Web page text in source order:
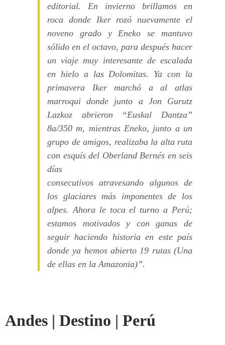
editorial. En invierno brillamos en
roca donde Iker rozó nuevamente el
noveno grado y Eneko se mantuvo
sólido en el octavo, para después hacer
un viaje muy interesante de escalada
en hielo a las Dolomitas. Ya con la
primavera Iker marchó a al atlas
marroqui donde junto a Jon Gurutz
Lazkoz abrieron “Euskal Dantza”
8a/350 m, mientras Eneko, junto a un
grupo de amigos, realizaba la alta ruta
con esquís del Oberland Bernés en seis
días
consecutivos atravesando algunos de
los glaciares más imponentes de los
alpes. Ahora le toca el turno a Perú;
estamos motivados y con ganas de
seguir haciendo historia en este país
donde ya hemos abierto 19 rutas (Una
de ellas en la Amazonia)”.
Andes | Destino | Perú